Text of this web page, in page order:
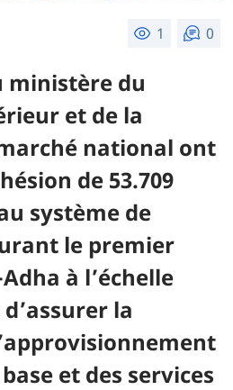
1 0
ministère du
et de la
national ont
de 53.709
système de
le premier
à l’échelle
la
et des services